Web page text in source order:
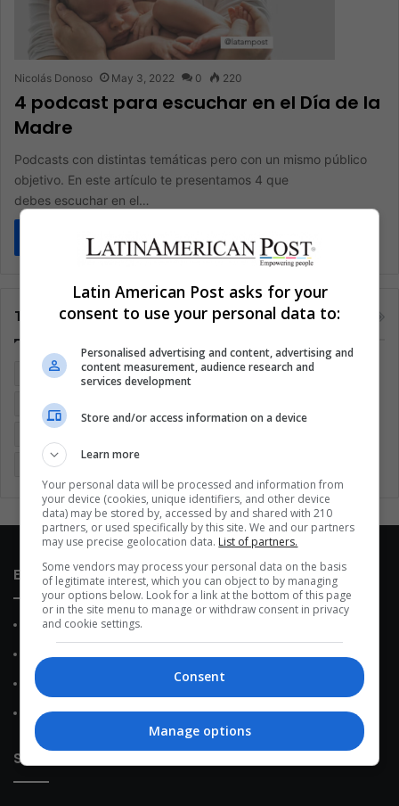
Nicolás Donoso May 3, 2022 0 220
4 podcast para escuchar en el Día de la
Madre
Podcasts con distintas temáticas pero con un mismo público
objetivo. En este artículo te presentamos 4 que
debes escuchar en el…
Read More »
Tags
Argentina Brasil Cine Cine y televisión Colombia
Coronavirus
Memes (ES)
Enlaces de interés
Sobre Nosotros
Contacto
Política de Privacidad
Política de Cookies
Sobre nosotros
Latin American Post asks for your
consent to use your personal data to:
Personalised advertising and content, advertising and
content measurement, audience research and
services development
Store and/or access information on a device
Learn more
Your personal data will be processed and information from
your device (cookies, unique identifiers, and other device
data) may be stored by, accessed by and shared with 210
partners, or used specifically by this site. We and our partners
may use precise geolocation data. List of partners.
Some vendors may process your personal data on the basis
of legitimate interest, which you can object to by managing
your options below. Look for a link at the bottom of this page
or in the site menu to manage or withdraw consent in privacy
and cookie settings.
Consent
Manage options